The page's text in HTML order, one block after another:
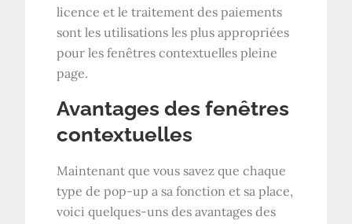
licence et le traitement des paiements
sont les utilisations les plus appropriées
pour les fenêtres contextuelles pleine
page.
Avantages des fenêtres
contextuelles
Maintenant que vous savez que chaque
type de pop-up a sa fonction et sa place,
voici quelques-uns des avantages des